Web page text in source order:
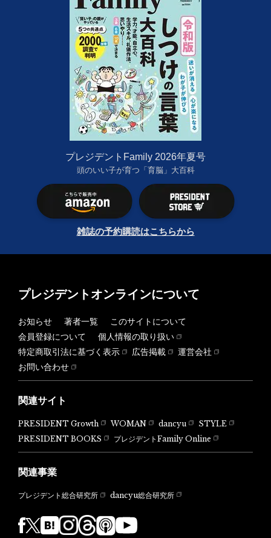
プレジデントFamily 2026年夏号
頭のいい子が育つ「育脳」大百科
雑誌の予約購読はこちらから
プレジデントオンラインについて
お知らせ 著者一覧
このサイトについて
会員登録について
個人情報の取り扱い
特定商取引法に基づく表示
広告掲載
運営会社
お問い合わせ
関連サイト
PRESIDENT Growth WOMAN dancyu
STYLE
PRESIDENT BOOKS
プレジデントFamily Online
関連事業
プレジデント総合研究所 dancyu総合研究所